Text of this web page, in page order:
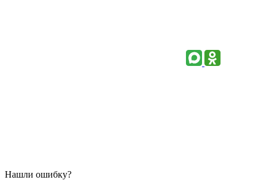
Нашли ошибку?